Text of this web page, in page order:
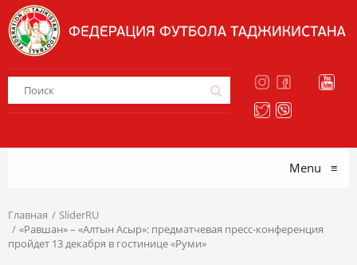
Menu ≡
Главная
SliderRU
«Равшан» – «Алтын Асыр»: предматчевая пресс-конференция
пройдет 13 декабря в гостинице «Руми»